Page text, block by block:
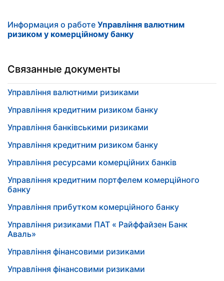
Информация о работе Управління валютним
ризиком у комерційному банку
Связанные документы
Управління валютними ризиками
Управління кредитним ризиком банку
Управління банківськими ризиками
Управління кредитним ризиком банку
Управління ресурсами комерційних банків
Управління кредитним портфелем комерційного
банку
Управління прибутком комерційного банку
Управління ризиками ПАТ « Райффайзен Банк
Аваль»
Управління фінансовими ризиками
Управління фінансовими ризиками